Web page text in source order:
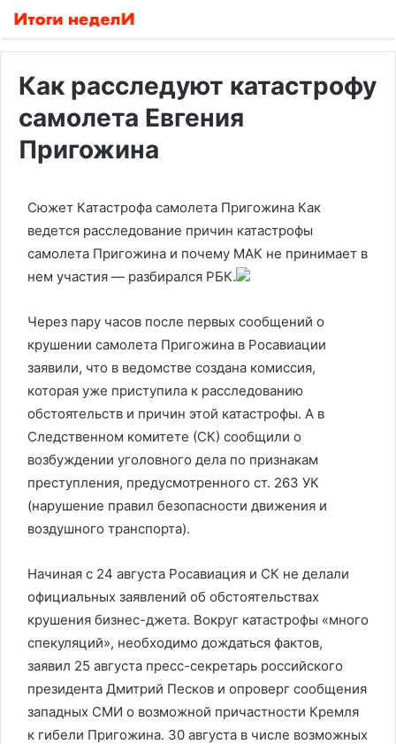
Как расследуют катастрофу
самолета Евгения
Пригожина
Сюжет Катастрофа самолета Пригожина Как
ведется расследование причин катастрофы
самолета Пригожина и почему МАК не принимает в
нем участия — разбирался РБК.
Через пару часов после первых сообщений о
крушении самолета Пригожина в Росавиации
заявили, что в ведомстве создана комиссия,
которая уже приступила к расследованию
обстоятельств и причин этой катастрофы. А в
Следственном комитете (СК) сообщили о
возбуждении уголовного дела по признакам
преступления, предусмотренного ст. 263 УК
(нарушение правил безопасности движения и
воздушного транспорта).
Начиная с 24 августа Росавиация и СК не делали
официальных заявлений об обстоятельствах
крушения бизнес-джета. Вокруг катастрофы «много
спекуляций», необходимо дождаться фактов,
заявил 25 августа пресс-секретарь российского
президента Дмитрий Песков и опроверг сообщения
западных СМИ о возможной причастности Кремля
к гибели Пригожина. 30 августа в числе возможных